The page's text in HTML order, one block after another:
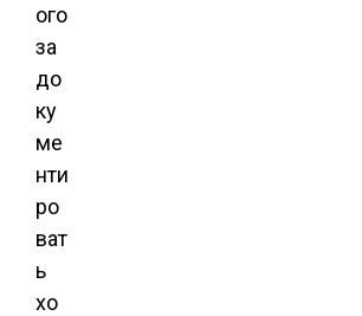
ого
за
до
ку
ме
нти
ро
ват
ь
хо